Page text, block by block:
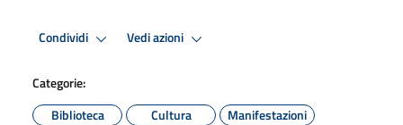
Condividi Vedi azioni
Categorie:
Biblioteca
Cultura Manifestazioni